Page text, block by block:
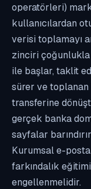
operatörleri)
kullanıcılardan
verisi toplamayı
zinciri çoğunlukla
ile başlar, taklit
sürer ve
transferine
gerçek banka
sayfalar
Kurumsal e-
farkındalık
engellenmelidir.